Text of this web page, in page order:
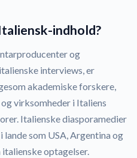
indhold?
og
interviews, er
akademiske forskere,
virksomheder i Italiens
Italienske diasporamedier
som USA, Argentina og
optagelser.